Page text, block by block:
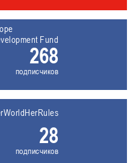
Fund
268
подписчиков
28
подписчиков